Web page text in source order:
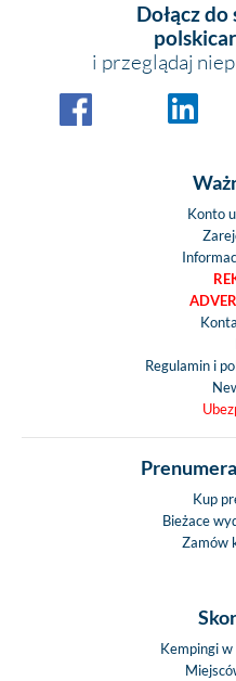
Dołącz do
i przeglądaj
Konto
Regulamin i
Kup
Bieżace
Zamów
Kempingi w